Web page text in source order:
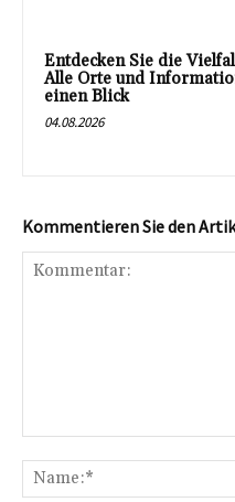
Entdecken Sie die
Alle Orte und
einen Blick
04.08.2026
Kommentieren Sie den